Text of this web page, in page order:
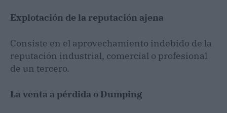
Explotación de la reputación ajena
Consiste en el aprovechamiento indebido de la
reputación industrial, comercial o profesional
de un tercero.
La venta a pérdida o Dumping